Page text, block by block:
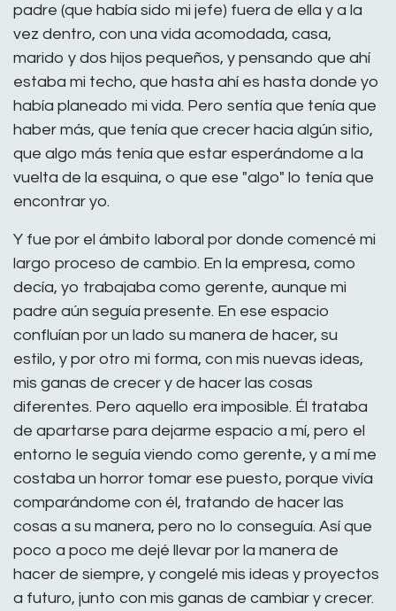
padre (que había sido mi jefe) fuera de ella y a la
vez dentro, con una vida acomodada, casa,
marido y dos hijos pequeños, y pensando que ahí
estaba mi techo, que hasta ahí es hasta donde yo
había planeado mi vida. Pero sentía que tenía que
haber más, que tenía que crecer hacia algún sitio,
que algo más tenía que estar esperándome a la
vuelta de la esquina, o que ese "algo" lo tenía que
encontrar yo.
Y fue por el ámbito laboral por donde comencé mi
largo proceso de cambio. En la empresa, como
decía, yo trabajaba como gerente, aunque mi
padre aún seguía presente. En ese espacio
confluían por un lado su manera de hacer, su
estilo, y por otro mi forma, con mis nuevas ideas,
mis ganas de crecer y de hacer las cosas
diferentes. Pero aquello era imposible. Él trataba
de apartarse para dejarme espacio a mí, pero el
entorno le seguía viendo como gerente, y a mí me
costaba un horror tomar ese puesto, porque vivía
comparándome con él, tratando de hacer las
cosas a su manera, pero no lo conseguía. Así que
poco a poco me dejé llevar por la manera de
hacer de siempre, y congelé mis ideas y proyectos
a futuro, junto con mis ganas de cambiar y crecer.